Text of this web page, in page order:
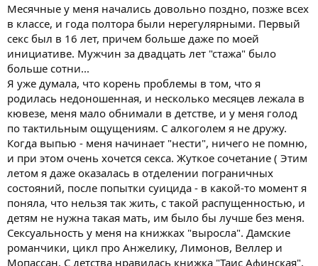
Месячные у меня начались довольно поздно, позже всех
в классе, и года полтора были нерегулярными. Первый
секс был в 16 лет, причем больше даже по моей
инициативе. Мужчин за двадцать лет "стажа" было
больше сотни...
Я уже думала, что корень проблемы в том, что я
родилась недоношенная, и несколько месяцев лежала в
кювезе, меня мало обнимали в детстве, и у меня голод
по тактильным ощущениям. С алкоголем я не дружу.
Когда выпью - меня начинает "нести", ничего не помню,
и при этом очень хочется секса. Жуткое сочетание ( Этим
летом я даже оказалась в отделении пограничных
состояний, после попытки суицида - в какой-то момент я
поняла, что нельзя так жить, с такой распущенностью, и
детям не нужна такая мать, им было бы лучше без меня.
Сексуальность у меня на книжках "выросла". Дамские
романчики, цикл про Анжелику, Лимонов, Веллер и
Мопассан. С детства нравилась книжка "Таис Афинская",